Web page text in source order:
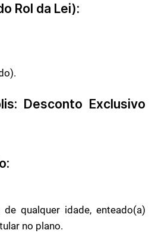
Rol da Lei):
: Desconto Exclusivo
qualquer idade, enteado(a)
no plano.